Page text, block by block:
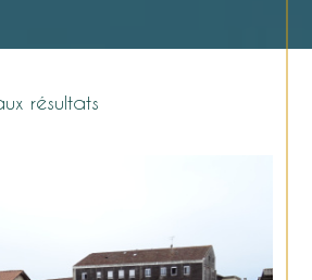
résultats